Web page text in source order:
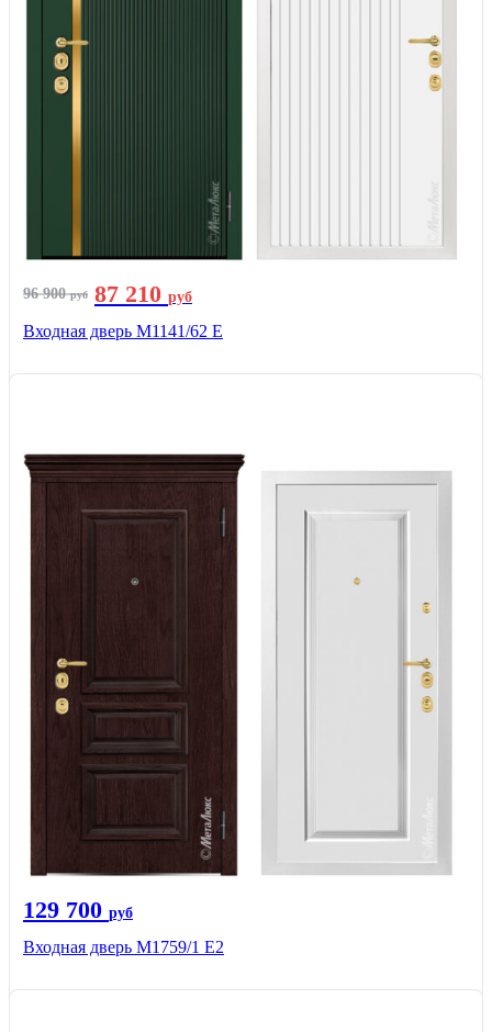
96 900руб 87 210 руб
Входная дверь М1141/62 Е
129 700 руб
Входная дверь М1759/1 Е2